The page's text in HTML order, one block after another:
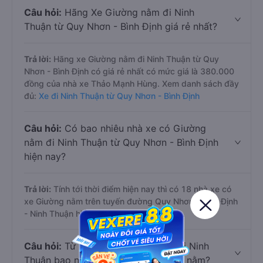
Câu hỏi: Hãng Xe Giường nằm đi Ninh
Thuận từ Quy Nhơn - Bình Định giá rẻ nhất?
Trả lời: Hãng xe Giường nằm đi Ninh Thuận từ Quy
Nhơn - Bình Định có giá rẻ nhất có mức giá là 380.000
đồng của nhà xe Thảo Mạnh Hùng. Xem danh sách đầy
đủ: Xe đi Ninh Thuận từ Quy Nhơn - Bình Định
Câu hỏi: Có bao nhiêu nhà xe có Giường
nằm đi Ninh Thuận từ Quy Nhơn - Bình Định
hiện nay?
Trả lời: Tính tới thời điểm hiện nay thì có 18 nhà xe có
xe Giường nằm trên tuyến đường Quy Nhơn - Bình Định
- Ninh Thuận hiện nay
Câu hỏi: Từ Quy Nhơn - Bình Định đi Ninh
Thuận bao nhiêu tiếng bằng Giường nằm?